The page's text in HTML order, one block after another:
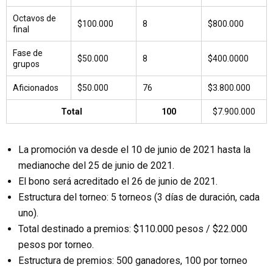
Octavos de
final
$100.000 8 $800.000
Fase de
grupos
$50.000 8 $400.0000
Aficionados $50.000 76 $3.800.000
Total 100 $7.900.000
La promoción va desde el 10 de junio de 2021 hasta la
medianoche del 25 de junio de 2021.
El bono será acreditado el 26 de junio de 2021.
Estructura del torneo: 5 torneos (3 días de duración, cada
uno).
Total destinado a premios: $110.000 pesos / $22.000
pesos por torneo.
Estructura de premios: 500 ganadores, 100 por torneo